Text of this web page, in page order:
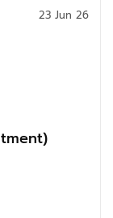
23 Jun 26